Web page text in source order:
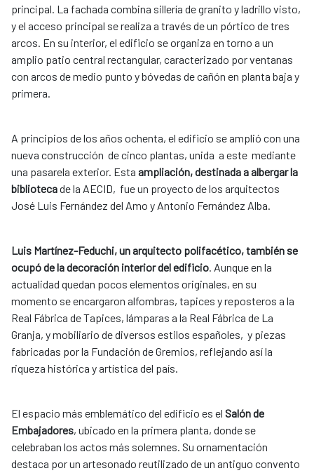
principal. La fachada combina sillería de granito y ladrillo visto,
y el acceso principal se realiza a través de un pórtico de tres
arcos. En su interior, el edificio se organiza en torno a un
amplio patio central rectangular, caracterizado por ventanas
con arcos de medio punto y bóvedas de cañón en planta baja y
primera.
A principios de los años ochenta, el edificio se amplió con una
nueva construcción de cinco plantas, unida a este mediante
una pasarela exterior. Esta ampliación, destinada a albergar la
bibliotecade la AECID, fue un proyecto de los arquitectos
José Luis Fernández del Amo y Antonio Fernández Alba.
Luis Martínez-Feduchi, un arquitecto polifacético, también se
ocupó de la decoración interior del edificio. Aunque en la
actualidad quedan pocos elementos originales, en su
momento se encargaron alfombras, tapices y reposteros a la
Real Fábrica de Tapices, lámparas a la Real Fábrica de La
Granja, y mobiliario de diversos estilos españoles, y piezas
fabricadas por la Fundación de Gremios, reflejando así la
riqueza histórica y artística del país.
El espacio más emblemático del edificio es el Salón de
Embajadores, ubicado en la primera planta, donde se
celebraban los actos más solemnes. Su ornamentación
destaca por un artesonado reutilizado de un antiguo convento